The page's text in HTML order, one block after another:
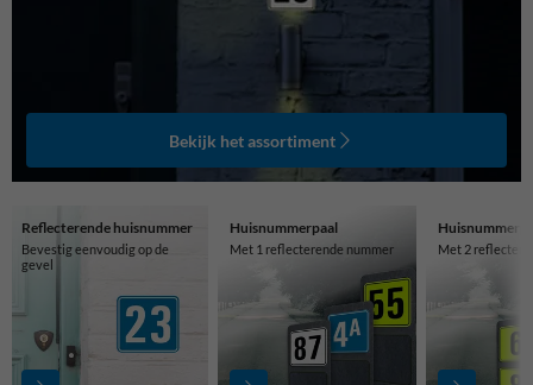
Bekijk het assortiment
Reflecterende huisnummer
Bevestig eenvoudig op de
gevel
Huisnummerpaal
Met 1 reflecterende nummer Met 2